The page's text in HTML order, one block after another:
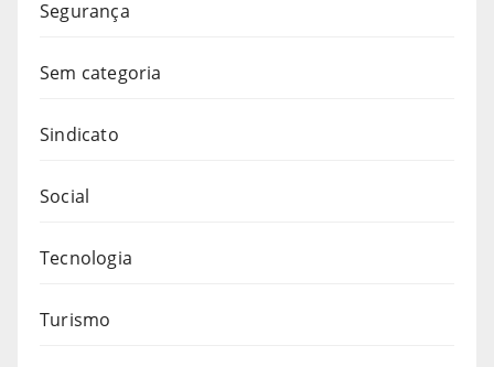
Segurança
Sem categoria
Sindicato
Social
Tecnologia
Turismo